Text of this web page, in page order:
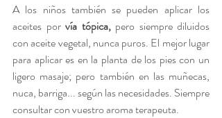
A los niños también se pueden aplicar los
aceites por vía tópica, pero siempre diluidos
con aceite vegetal, nunca puros. El mejor lugar
para aplicar es en la planta de los pies con un
ligero masaje; pero también en las muñecas,
nuca, barriga... según las necesidades. Siempre
consultar con vuestro aroma terapeuta.